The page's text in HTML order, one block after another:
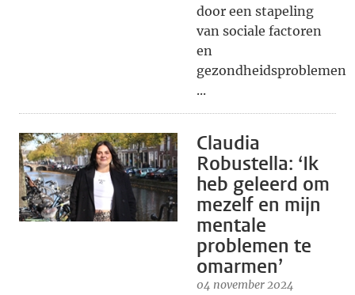
door een stapeling
van sociale factoren
en
gezondheidsproblemen
...
Claudia
Robustella: ‘Ik
heb geleerd om
mezelf en mijn
mentale
problemen te
omarmen’
04 november 2024